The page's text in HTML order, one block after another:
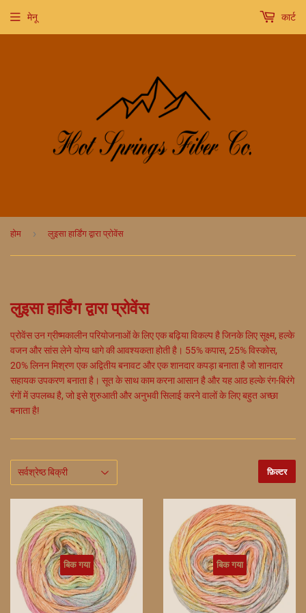
मेनू कार्ट
होम › लुइसा हार्डिंग द्वारा प्रोवेंस
लुइसा हार्डिंग द्वारा प्रोवेंस
प्रोवेंस उन ग्रीष्मकालीन परियोजनाओं के लिए एक बढ़िया विकल्प है जिनके लिए सूक्ष्म, हल्के
वजन और सांस लेने योग्य धागे की आवश्यकता होती है। 55% कपास, 25% विस्कोस,
20% लिनन मिश्रण एक अद्वितीय बनावट और एक शानदार कपड़ा बनाता है जो शानदार
सहायक उपकरण बनाता है। सूत के साथ काम करना आसान है और यह आठ हल्के रंग-बिरंगे
रंगों में उपलब्ध है, जो इसे शुरुआती और अनुभवी सिलाई करने वालों के लिए बहुत अच्छा
बनाता है!
फ़िल्टर
बिक गया बिक गया